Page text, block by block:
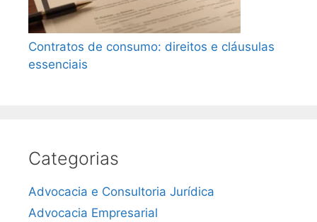
Contratos de consumo: direitos e cláusulas
essenciais
Categorias
Advocacia e Consultoria Jurídica
Advocacia Empresarial